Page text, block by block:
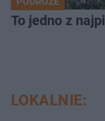
To jedno z
LOKALNIE: